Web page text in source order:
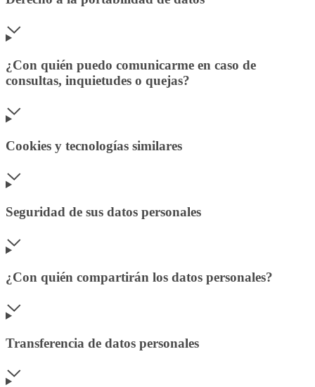
¿Con quién puedo comunicarme en caso de
consultas, inquietudes o quejas?
Cookies y tecnologías similares
Seguridad de sus datos personales
¿Con quién compartirán los datos personales?
Transferencia de datos personales